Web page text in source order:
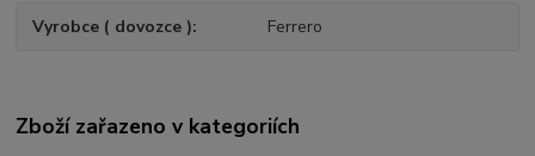
Vyrobce ( dovozce ) Ferrero
Zboží zařazeno v kategoriích